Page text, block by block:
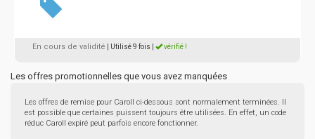
En cours de validité | Utilisé 9 fois vérifié !
Les offres promotionnelles que vous avez manquées
Les offres de remise pour Caroll ci-dessous sont normalement terminées. Il
est possible que certaines puissent toujours être utilisées. En effet, un code
réduc Caroll expiré peut parfois encore fonctionner.